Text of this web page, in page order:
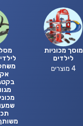
מוסך מכוניות
לילדים
4 מוצרים